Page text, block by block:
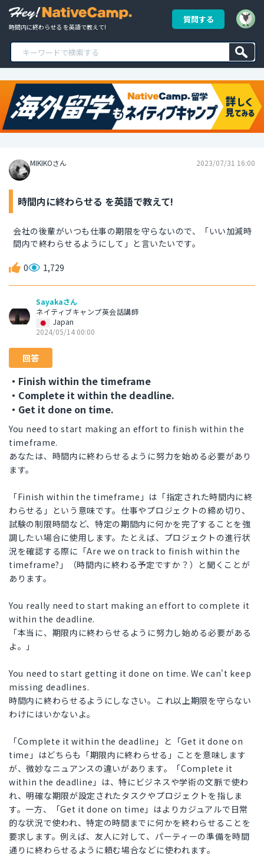
時間内に終わらせる を英語で教えて!
質問する
MIKIKOさん 2023/07/31 16:00
時間内に終わらせる を英語で教えて!
会社の後輩がいつも仕事の期限を守らないので、「いい加減時
間内で終わらせるようにして」と言いたいです。
0 1,729
Sayakaさん
ネイティブキャンプ英会話講師
Japan
2024/05/14 00:00
回答
・Finish within the timeframe
・Complete it within the deadline.
・Get it done on time.
You need to start making an effort to finish within the
timeframe.
あなたは、時間内に終わらせるように努力を始める必要があり
ます。
「Finish within the timeframe」は「指定された時間内に終
わらせる」という意味です。仕事やプロジェクトの締め切り、
試験の制限時間など、特定の期間内に何かを完了することを強
調したい場合に使用します。たとえば、プロジェクトの進行状
況を確認する際に「Are we on track to finish within the
timeframe?」（時間内に終わる予定ですか？）と聞くことが
あります。
You really need to start making an effort to complete it
within the deadline.
「本当に、期限内に終わらせるように努力し始める必要がある
よ。」
You need to start getting it done on time. We can't keep
missing deadlines.
時間内に終わらせるようにしなさい。これ以上期限を守らない
わけにはいかないよ。
「Complete it within the deadline」と「Get it done on
time」はどちらも「期限内に終わらせる」ことを意味します
が、微妙なニュアンスの違いがあります。「Complete it
within the deadline」は、特にビジネスや学術の文脈で使わ
れ、明確な期限が設定されたタスクやプロジェクトを指しま
す。一方、「Get it done on time」はよりカジュアルで日常
的な状況で使われ、特定の時間までに何かを終わらせることを
要求します。例えば、友人に対して、パーティーの準備を時間
通りに終わらせるように頼む場合などに使われます。